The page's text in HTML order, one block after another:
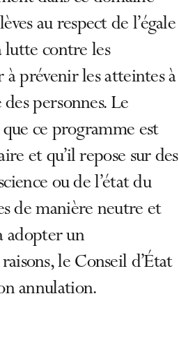
au respect de l’égale
lutte contre les
prévenir les atteintes à
personnes. Le
ce programme est
et qu’il repose sur des
ou de l’état du
de manière neutre et
adopter un
le Conseil d’État
annulation.